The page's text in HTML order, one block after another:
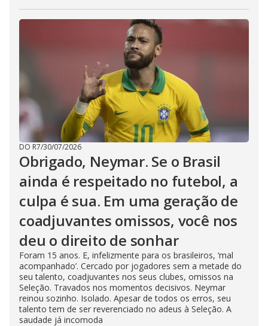
DO R7/30/07/2026
Obrigado, Neymar. Se o Brasil
ainda é respeitado no futebol, a
culpa é sua. Em uma geração de
coadjuvantes omissos, você nos
deu o direito de sonhar
Foram 15 anos. E, infelizmente para os brasileiros, ‘mal
acompanhado’. Cercado por jogadores sem a metade do
seu talento, coadjuvantes nos seus clubes, omissos na
Seleção. Travados nos momentos decisivos. Neymar
reinou sozinho. Isolado. Apesar de todos os erros, seu
talento tem de ser reverenciado no adeus à Seleção. A
saudade já incomoda